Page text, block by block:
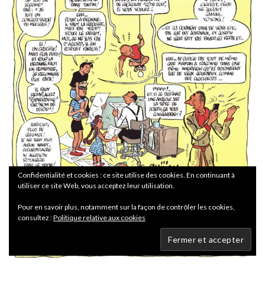
Confidentialité et cookies : ce site utilise des cookies. En continuant à
utiliser ce site Web, vous acceptez leur utilisation.
Pour en savoir plus, notamment sur la façon de contrôler les cookies,
consultez :Politique relative aux cookies